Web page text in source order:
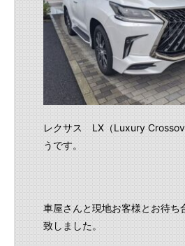
レクサス LX（Luxury
うです。
車屋さんと現地お客様とお待ち
致しました。